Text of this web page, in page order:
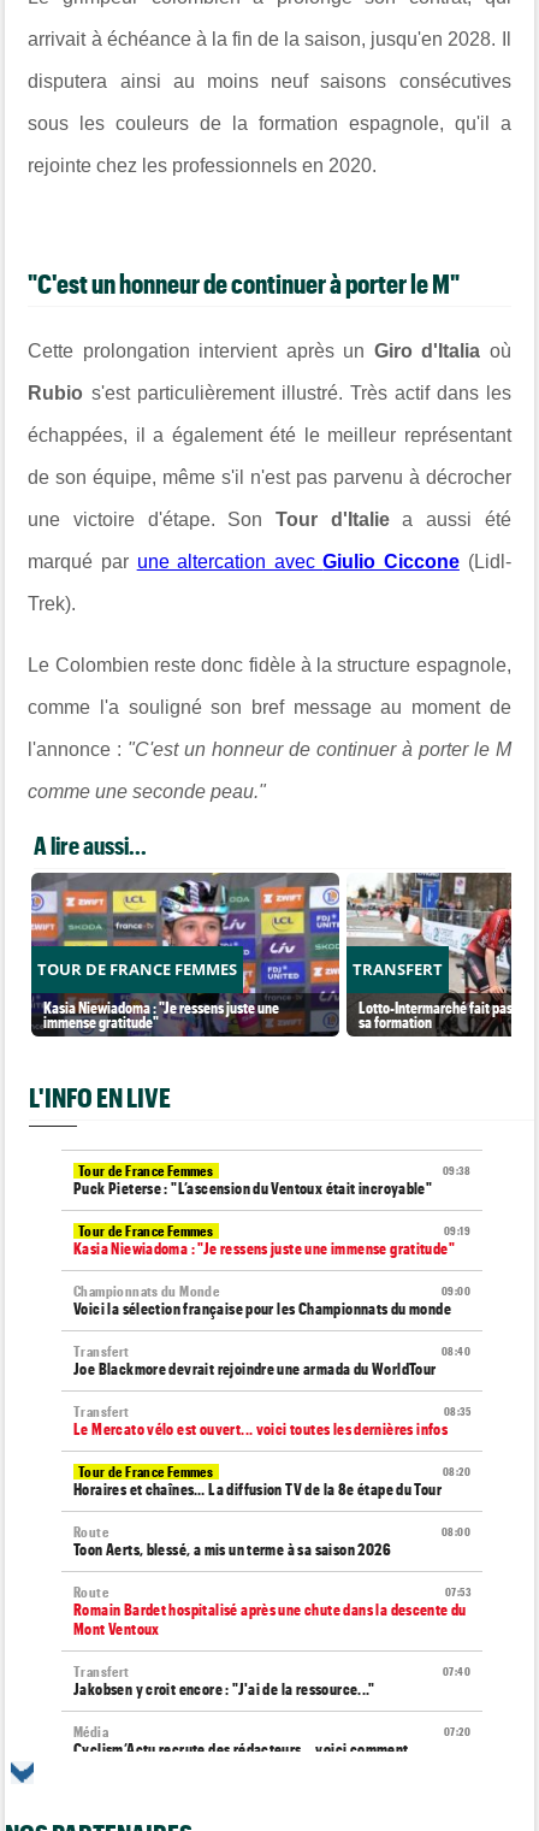
arrivait à échéance à la fin de la saison, jusqu'en 2028. Il
disputera ainsi au moins neuf saisons consécutives
sous les couleurs de la formation espagnole, qu'il a
rejointe chez les professionnels en 2020.
"C'est un honneur de continuer à porter le M"
Cette prolongation intervient après un Giro d'Italia où
Rubio s'est particulièrement illustré. Très actif dans les
échappées, il a également été le meilleur représentant
de son équipe, même s'il n'est pas parvenu à décrocher
une victoire d'étape. Son Tour d'Italiea aussi été
marqué par une altercation avecGiulio Ciccone(Lidl-
Trek).
Le Colombien reste donc fidèle à la structure espagnole,
comme l'a souligné son bref message au moment de
l'annonce : "C'est un honneur de continuer à porter le M
comme une seconde peau."
A lire aussi...
TOUR DE FRANCE FEMMES
Kasia Niewiadoma : "Je ressens juste une
immense gratitude"
TRANSFERT
Lotto-Intermarché fait passer
sa formation
L'INFO EN LIVE
09:38
Tour de France Femmes
Puck Pieterse : "L’ascension du Ventoux était incroyable"
09:19
Tour de France Femmes
Kasia Niewiadoma : "Je ressens juste une immense gratitude"
09:00
Championnats du Monde
Voici la sélection française pour les Championnats du monde
08:40
Transfert
Joe Blackmore devrait rejoindre une armada du WorldTour
08:35
Transfert
Le Mercato vélo est ouvert... voici toutes les dernières infos
08:20
Tour de France Femmes
Horaires et chaînes… La diffusion TV de la 8e étape du Tour
08:00
Route
Toon Aerts, blessé, a mis un terme à sa saison 2026
07:53
Route
Romain Bardet hospitalisé après une chute dans la descente du
Mont Ventoux
07:40
Transfert
Jakobsen y croit encore : "J'ai de la ressource..."
07:20
Média
Cyclism’Actu recrute des rédacteurs… voici comment